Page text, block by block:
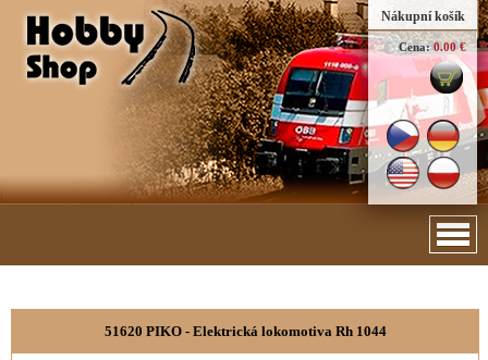
Nákupní košík
Cena: 0.00 €
51620 PIKO - Elektrická lokomotiva Rh 1044